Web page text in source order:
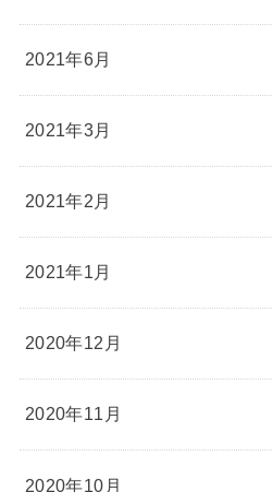
2021年6月
2021年3月
2021年2月
2021年1月
2020年12月
2020年11月
2020年10月